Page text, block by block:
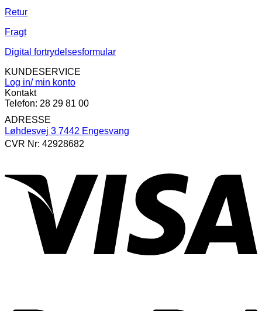
Retur
Fragt
Digital fortrydelsesformular
KUNDESERVICE
Log in/ min konto
Kontakt
Telefon: 28 29 81 00
ADRESSE
Løhdesvej 3 7442 Engesvang
CVR Nr: 42928682